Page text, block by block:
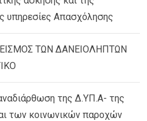
υπηρεσίες Απασχόλησης
ΤΩΝ ΔΑΝΕΙΟΛΗΠΤΩΝ
της Δ.ΥΠ.Α- της
των κοινωνικών παροχών